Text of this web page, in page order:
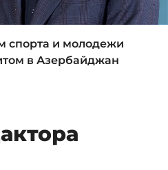
спорта и молодежи
в Азербайджан